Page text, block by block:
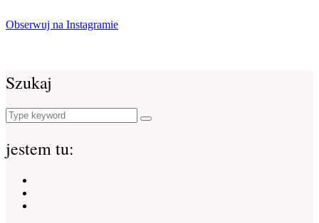
Obserwuj na Instagramie
Szukaj
Search
for:
Search
jestem tu: